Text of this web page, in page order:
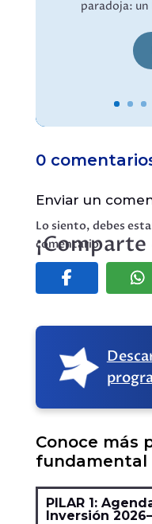
paradoja:
0
Enviar un
Lo siento, debes
comentario.
Conoce más
fundamental
PILAR 1:
Inversión